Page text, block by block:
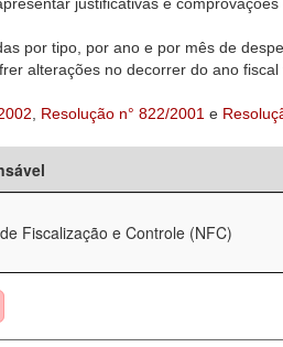
por tipo, por ano e por mês de
alterações no decorrer do ano fiscal
Resolução n° 822/2001 e
Fiscalização e Controle (NFC)